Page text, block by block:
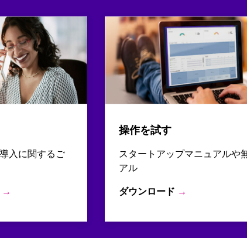
入に関するご
→
操作を試す
スタートアップマニュアルや
アル
ダウンロード →